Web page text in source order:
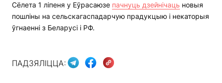
Сёлета 1 ліпеня у Еўрасаюзе пачнуць дзейнічаць новыя
пошліны на сельскагаспадарчую прадукцыю і некаторыя
ўгнаенні з Беларусі і РФ.
ПАДЗЯЛІЦЦА: